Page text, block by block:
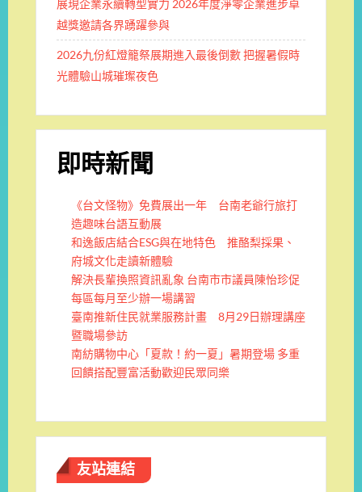
展現企業永續轉型實力 2026年度淨零企業進步卓
越獎邀請各界踴躍參與
2026九份紅燈籠祭展期進入最後倒數 把握暑假時
光體驗山城璀璨夜色
即時新聞
《台文怪物》免費展出一年 台南老爺行旅打
造趣味台語互動展
和逸飯店結合ESG與在地特色 推酪梨採果、
府城文化走讀新體驗
解決長輩換照資訊亂象 台南市市議員陳怡珍促
每區每月至少辦一場講習
臺南推新住民就業服務計畫 8月29日辦理講座
暨職場參訪
南紡購物中心「夏款！約一夏」暑期登場 多重
回饋搭配豐富活動歡迎民眾同樂
友站連結